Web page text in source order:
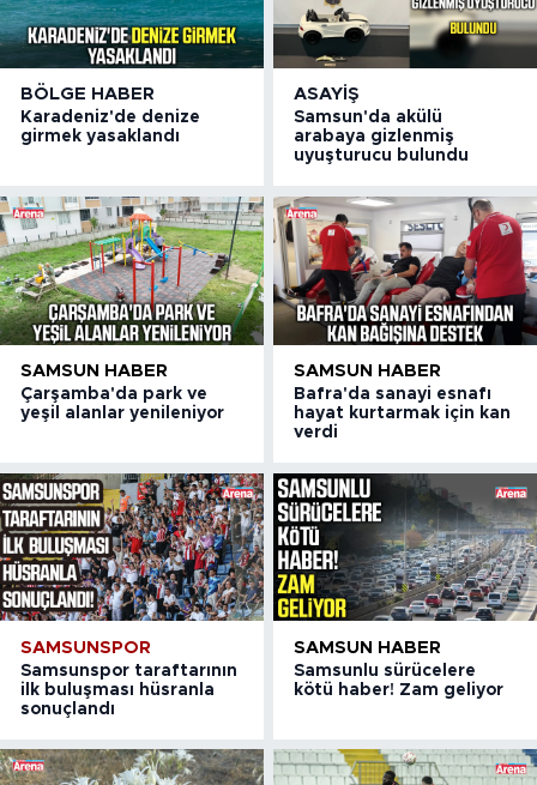
BÖLGE HABER
Karadeniz'de denize
girmek yasaklandı
ASAYIŞ
Samsun'da akülü
arabaya gizlenmiş
uyuşturucu bulundu
SAMSUN HABER
Çarşamba'da park ve
yeşil alanlar yenileniyor
SAMSUN HABER
Bafra'da sanayi esnafı
hayat kurtarmak için kan
verdi
SAMSUNSPOR
Samsunspor taraftarının
ilk buluşması hüsranla
sonuçlandı
SAMSUN HABER
Samsunlu sürücelere
kötü haber! Zam geliyor